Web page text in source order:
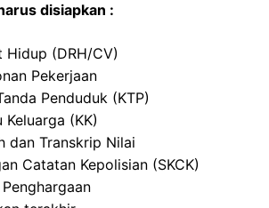
disiapkan :
Hidup (DRH/CV)
Pekerjaan
Penduduk (KTP)
(KK)
dan Transkrip Nilai
Catatan Kepolisian (SKCK)